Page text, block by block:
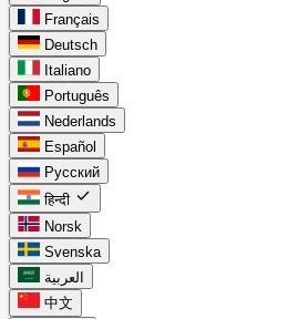
Français
Deutsch
Italiano
Português
Nederlands
Español
Русский
हिन्दी check
Norsk
Svenska
العربية
中文